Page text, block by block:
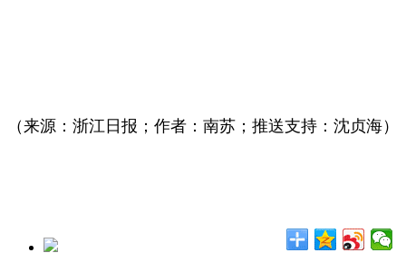
（来源：浙江日报；作者：南苏；推送支持：沈贞海）